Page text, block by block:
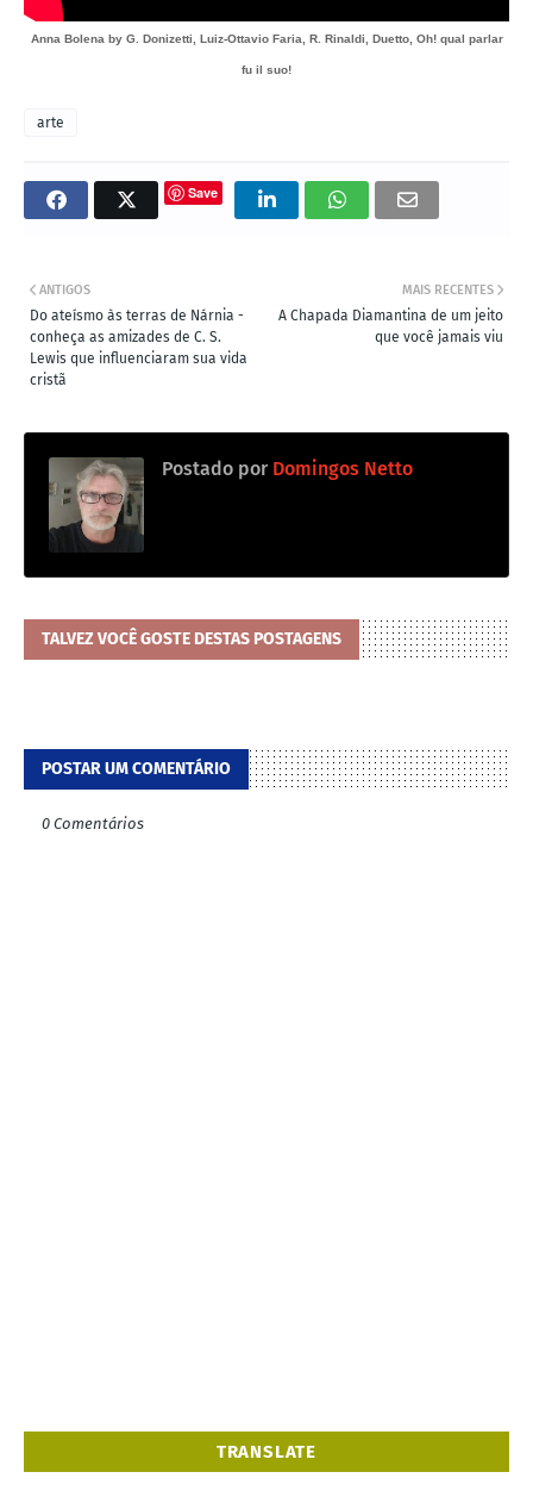
Anna Bolena by G. Donizetti, Luiz-Ottavio Faria, R. Rinaldi, Duetto, Oh! qual parlar
fu il suo!
arte
Save
MAIS RECENTES
A Chapada Diamantina de um jeito
que você jamais viu
ANTIGOS
Do ateísmo às terras de Nárnia -
conheça as amizades de C. S.
Lewis que influenciaram sua vida
cristã
Postado por Domingos Netto
TALVEZ VOCÊ GOSTE DESTAS POSTAGENS
POSTAR UM COMENTÁRIO
0 Comentários
TRANSLATE